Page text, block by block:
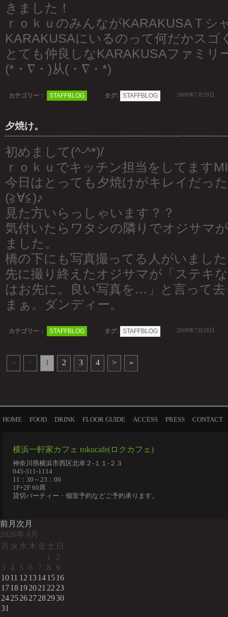
きました！
ｒｏｋｕのみんながKARAKUSAＴシ
KARAKUSAにいるのって何だかスゴ
とても仲良しなKARAKUSAファミ
(*・∇・)从(・∇・*)
カテゴリー： STAFFBLOG タグ: STAFFBLOG 2008年7月29日
夕焼け。
初めまして(^-^*)/
ｒｏｋｕでキッチン担当をしてます
今日はとっても夕焼けがキレイだっ
(≧∀≦)♪
見た方いらっしゃいます？？
気付いたらワタシの隣りでオジサマ
ました。
橋の下にも写真撮ってる人がいまし
先に撮り終えたオジサマが「ステキ
はお先に。良い写真を…」と言って
まぁ。ダンディー。
カテゴリー： STAFFBLOG タグ: STAFFBLOG 2008年7月28日
« < 1 2 3 4 > »
HOME FOOD DRINK FLOOR GUIDE ACCESS PRESS CONTACT
横浜一軒家カフェ rokucafe(ロクカフェ)
神奈川県横浜市西区北幸２-１１-２３
045-311-1114
11：30～23：00
1F+2F 60席
貸切パーティー・個室予約などご予約承ります。
前月 次月
2026年 8月
月 火 水 木 金 土 日
1
2
3
4 5 6 7 8
9
1011 12 13141516
1718192021 22 23
24252627282930
31